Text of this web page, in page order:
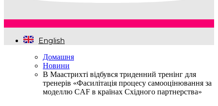
English
Домашня
Новини
В Маастрихті відбувся триденний тренінг для
тренерів «Фасилітація процесу самооцінювання за
моделлю CAF в країнах Східного партнерства»